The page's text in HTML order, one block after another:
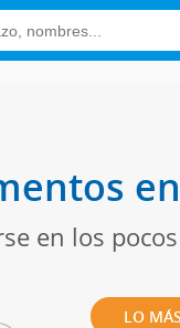
en los
LO